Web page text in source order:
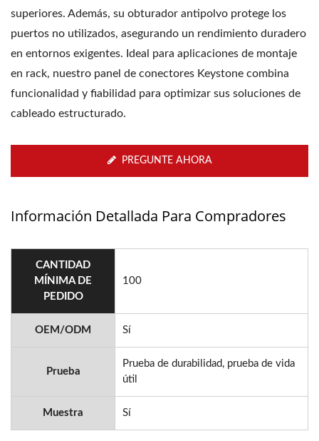
superiores. Además, su obturador antipolvo protege los
puertos no utilizados, asegurando un rendimiento duradero
en entornos exigentes. Ideal para aplicaciones de montaje
en rack, nuestro panel de conectores Keystone combina
funcionalidad y fiabilidad para optimizar sus soluciones de
cableado estructurado.
PREGUNTE AHORA
Información Detallada Para Compradores
CANTIDAD
MÍNIMA DE
PEDIDO
100
OEM/ODM Sí
Prueba
Prueba de durabilidad, prueba de vida
útil
Muestra Sí